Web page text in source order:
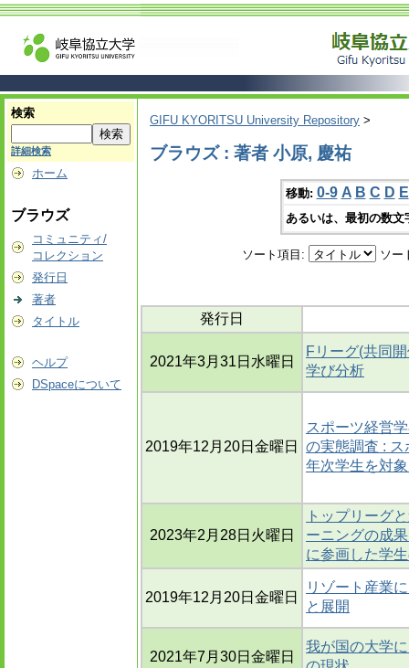
検索
詳細検索
ホーム
ブラウズ
コミュニティ/
コレクション
発行日
著者
タイトル
ヘルプ
DSpaceについて
GIFU KYORITSU University Repository >
ブラウズ : 著者 小原, 慶祐
移動: 0-9 A B C D E
あるいは、最初の数
ソート項目: ソー
発行日
2021年3月31日水曜日
Fリーグ(共同
学び分析
2019年12月20日金曜日
スポーツ経営
の実態調査 :
年次学生を対
2023年2月28日火曜日
トップリーグ
ーニングの成
に参画した学
2019年12月20日金曜日
リゾート産業
と展開
2021年7月30日金曜日
我が国の大学